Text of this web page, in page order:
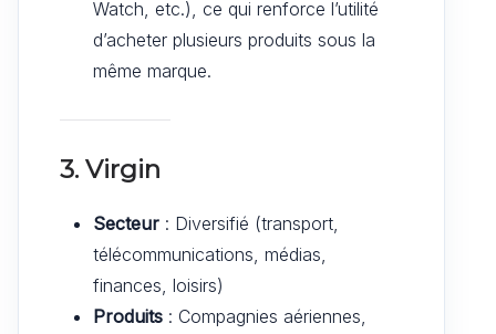
Watch, etc.), ce qui renforce l’utilité
d’acheter plusieurs produits sous la
même marque.
3. Virgin
Secteur : Diversifié (transport,
télécommunications, médias,
finances, loisirs)
Produits : Compagnies aériennes,